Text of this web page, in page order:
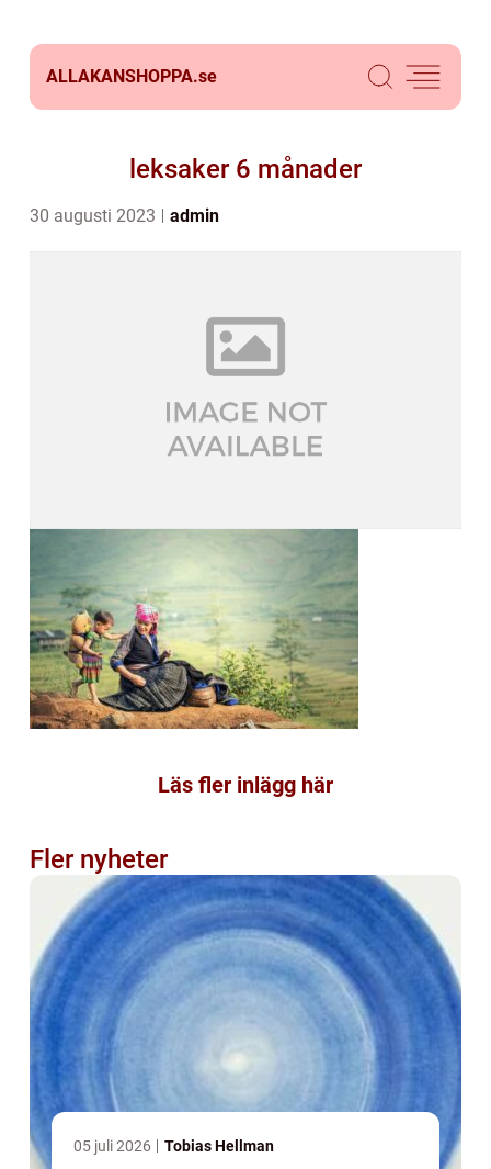
ALLAKANSHOPPA.se
leksaker 6 månader
30 augusti 2023 admin
Läs fler inlägg här
Fler nyheter
05 juli 2026 Tobias Hellman